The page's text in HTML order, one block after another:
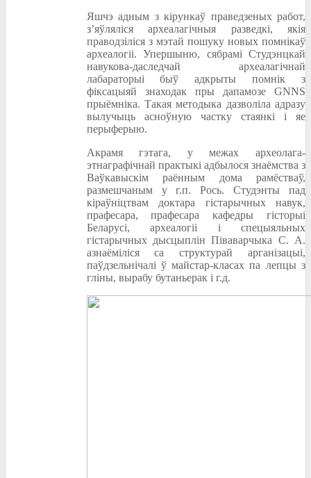
Яшчэ адным з кірункаў праведзеных работ,
з’яўляліся археалагічныя разведкі, якія
праводзіліся з мэтай пошуку новых помнікаў
археалогіі. Упершыню, сябрамі Студэнцкай
навукова-даследчай археалагічнай
лабараторыі быў адкрыты помнік з
фіксацыяй знаходак пры дапамозе GNNS
прыёмніка. Такая методыка дазволіла адразу
вылучыць асноўную частку стаянкі і яе
перыферыю.
Акрамя гэтага, у межах археолага-
этнаграфічнай практыкі адбылося знаёмства з
Ваўкавыскім раённым дома рамёстваў,
размешчаным у г.п. Рось. Студэнты пад
кіраўніцтвам доктара гістарычных навук,
прафесара, прафесара кафедры гісторыі
Беларусі, археалогіі і спецыяльных
гістарычных дысцыплін Піваварчыка С. А.
азнаёміліся са структурай арганізацыі,
паўдзельнічалі ў майстар-класах па лепцы з
гліны, вырабу бутаньерак і г.д.